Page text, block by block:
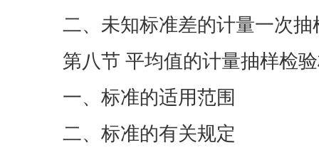
二、未知标准差的计量一次抽
第八节 平均值的计量抽样检
一、标准的适用范围
二、标准的有关规定